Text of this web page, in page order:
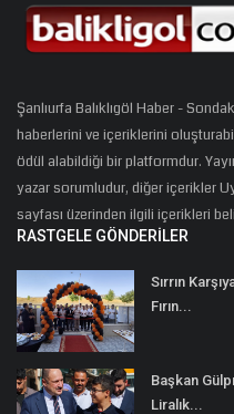
Şanlıurfa Balıklıgöl Haber -
haberlerini ve içeriklerini
ödül alabildiği bir platformdur.
yazar sorumludur, diğer içerikler
sayfası üzerinden ilgili içerikleri
RASTGELE GÖNDERILER
Sırrın
Fırın...
Başkan
Liralık...